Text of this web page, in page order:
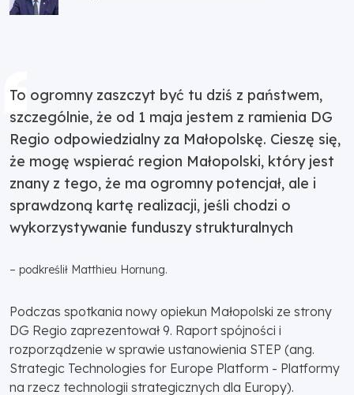
To ogromny zaszczyt być tu dziś z państwem,
szczególnie, że od 1 maja jestem z ramienia DG
Regio odpowiedzialny za Małopolskę. Cieszę się,
że mogę wspierać region Małopolski, który jest
znany z tego, że ma ogromny potencjał, ale i
sprawdzoną kartę realizacji, jeśli chodzi o
wykorzystywanie funduszy strukturalnych
– podkreślił Matthieu Hornung.
Podczas spotkania nowy opiekun Małopolski ze strony
DG Regio zaprezentował 9. Raport spójności i
rozporządzenie w sprawie ustanowienia STEP (ang.
Strategic Technologies for Europe Platform - Platformy
na rzecz technologii strategicznych dla Europy).